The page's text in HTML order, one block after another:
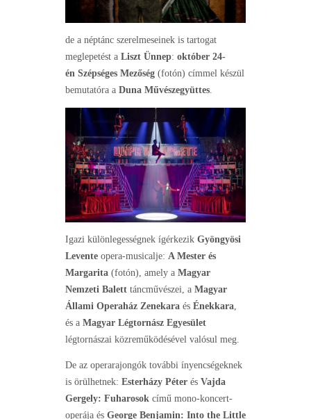
de a néptánc szerelmeseinek is tartogat
meglepetést a Liszt Ünnep: október 24-
én Szépséges Mezőség (fotón) címmel készül
bemutatóra a Duna Művészegyüttes.
Igazi különlegességnek ígérkezik Gyöngyösi
Levente opera-musicalje: A Mester és
Margarita (fotón), amely a Magyar
Nemzeti Balett táncművészei, a Magyar
Állami Operaház Zenekara és Énekkara
és a Magyar Légtornász Egyesület
légtornászai közreműködésével valósul meg.
De az operarajongók további ínyencségeknek
is örülhetnek: Esterházy Péter és Vajda
Gergely: Fuharosok című mono-koncert-
operája és George Benjamin: Into the Little